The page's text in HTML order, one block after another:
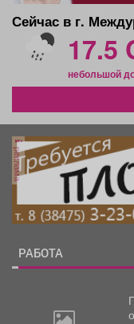
Сейчас в г.
17.5
небольшой
реклама
РАБОТА